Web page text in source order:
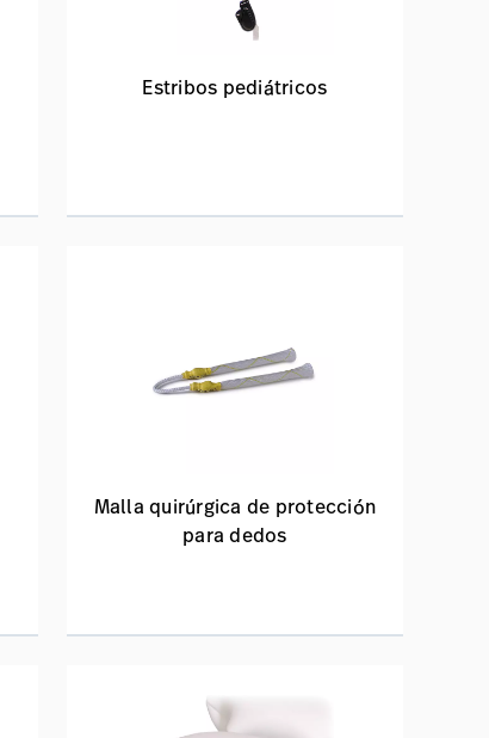
Estribos pediátricos
Malla quirúrgica de protección
para dedos